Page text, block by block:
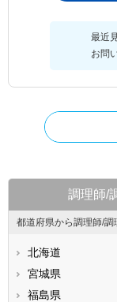
最近
お問
調理師/
都道府県から調理師/
北海道
宮城県
福島県